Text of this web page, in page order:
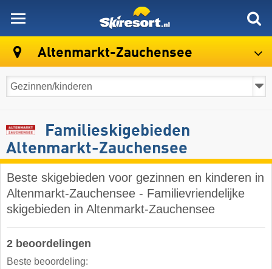
Altenmarkt-Zauchensee
Familieskigebieden
Altenmarkt-Zauchensee
Beste skigebieden voor gezinnen en kinderen in
Altenmarkt-Zauchensee - Familievriendelijke
skigebieden in Altenmarkt-Zauchensee
2 beoordelingen
Beste beoordeling: